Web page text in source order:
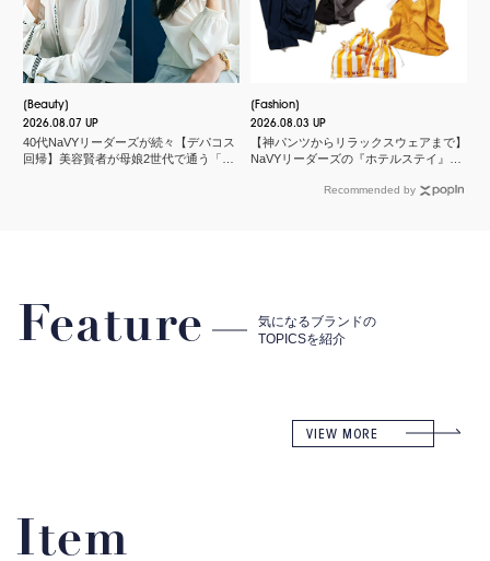
Beauty
2026.08.07 UP
40代NaVYリーダーズが続々【デパコス
回帰】美容賢者が母娘2世代で通う「化
Fashion
2026.08.03 UP
【神パンツからリラックスウェアまで】
NaVYリーダーズの『ホテルステイ』に
Recommended by
Feature
気になるブランドの
TOPICSを紹介
VIEW MORE
Item